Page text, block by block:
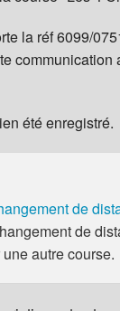
la réf 6099/
communication
été enregistré.
de
de
autre course.